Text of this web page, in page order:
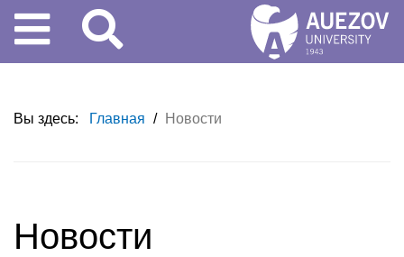
Вы здесь: Главная / Новости
Новости